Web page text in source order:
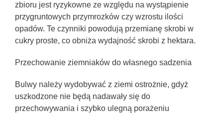
zbioru jest ryzykowne ze względu na wystąpienie
przygruntowych przymrozków czy wzrostu ilości
opadów. Te czynniki powodują przemianę skrobi w
cukry proste, co obniża wydajność skrobi z hektara.
Przechowanie ziemniaków do własnego sadzenia
Bulwy należy wydobywać z ziemi ostrożnie, gdyż
uszkodzone nie będą nadawały się do
przechowywania i szybko ulegną porażeniu